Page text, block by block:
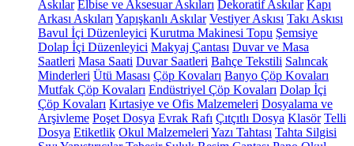
Askılar Elbise ve Aksesuar Askıları Dekoratif Askılar Kapı
Arkası Askıları Yapışkanlı Askılar Vestiyer Askısı Takı Askısı
Bavul İçi Düzenleyici Kurutma Makinesi Topu Şemsiye
Dolap İçi Düzenleyici Makyaj Çantası Duvar ve Masa
Saatleri Masa Saati Duvar Saatleri Bahçe Tekstili Salıncak
Minderleri Ütü Masası Çöp Kovaları Banyo Çöp Kovaları
Mutfak Çöp Kovaları Endüstriyel Çöp Kovaları Dolap İçi
Çöp Kovaları Kırtasiye ve Ofis Malzemeleri Dosyalama ve
Arşivleme Poşet Dosya Evrak Rafı Çıtçıtlı Dosya Klasör Telli
Dosya Etiketlik Okul Malzemeleri Yazı Tahtası Tahta Silgisi